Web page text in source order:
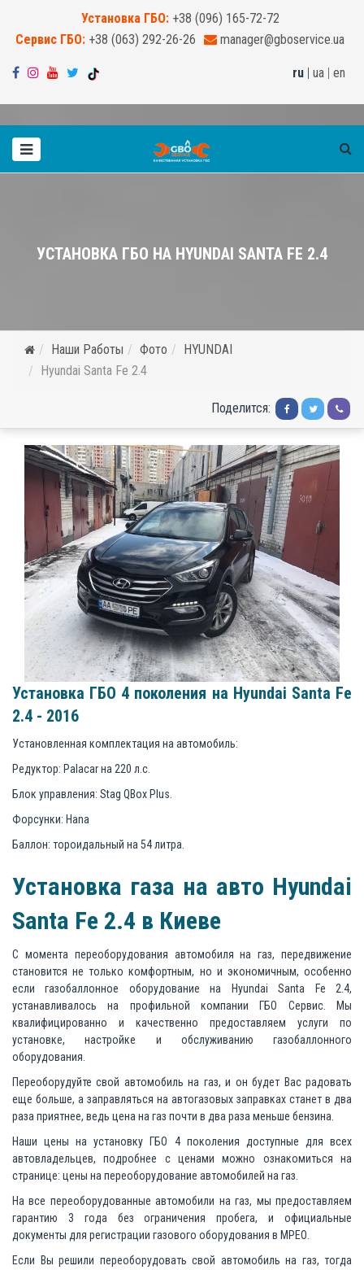
Установка ГБО: +38 (096) 165-72-72
Сервис ГБО: +38 (063) 292-26-26 manager@gboservice.ua
ru | ua | en
УСТАНОВКА ГБО НА HYUNDAI SANTA FE 2.4
Наши Работы Фото
HYUNDAI
Hyundai Santa Fe 2.4
Поделится:
Установка ГБО 4 поколения на Нyundai Santa Fe
2.4 - 2016
Установленная комплектация на автомобиль:
Редуктор: Palacar на 220 л.с.
Блок управления: Stag QBox Plus.
Форсунки: Hana
Баллон: тороидальный на 54 литра.
Установка газа на авто Нyundai
Santa Fe 2.4 в Киеве
С момента переоборудования автомобиля на газ, передвижение
становится не только комфортным, но и экономичным, особенно
если газобаллонное оборудование на Нyundai Santa Fe 2.4,
устанавливалось на профильной компании ГБО Сервис. Мы
квалифицированно и качественно предоставляем услуги по
установке, настройке и обслуживанию газобаллонного
оборудования.
Переоборудуйте свой автомобиль на газ, и он будет Вас радовать
еще больше, а заправляться на автогазовых заправках станет в два
раза приятнее, ведь цена на газ почти в два раза меньше бензина.
Наши цены на установку ГБО 4 поколения доступные для всех
автовладельцев, подробнее с ценами можно ознакомиться на
странице: цены на переоборудование автомобилей на газ.
На все переоборудованные автомобили на газ, мы предоставляем
гарантию 3 года без ограничения пробега, и официальные
документы для регистрации газового оборудования в МРЕО.
Если Вы решили переоборудовать свой автомобиль на газ, тогда